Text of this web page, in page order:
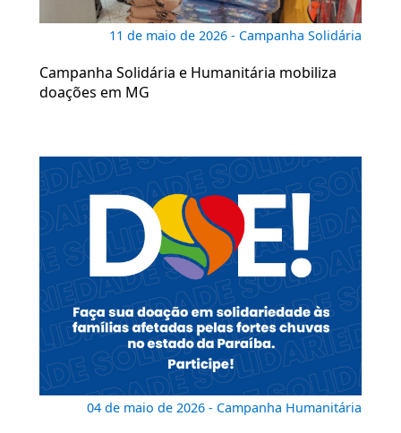
11 de maio de 2026 - Campanha Solidária
Campanha Solidária e Humanitária mobiliza
doações em MG
04 de maio de 2026 - Campanha Humanitária